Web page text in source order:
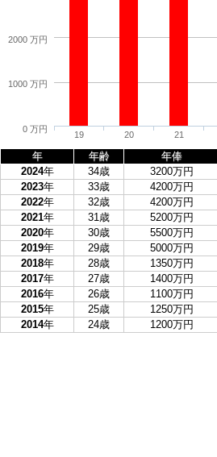
19 20 21
0 万円
1000 万円
2000 万円
年 年齢 年俸
2024年 34歳 3200万円
2023年 33歳 4200万円
2022年 32歳 4200万円
2021年 31歳 5200万円
2020年 30歳 5500万円
2019年 29歳 5000万円
2018年 28歳 1350万円
2017年 27歳 1400万円
2016年 26歳 1100万円
2015年 25歳 1250万円
2014年 24歳 1200万円